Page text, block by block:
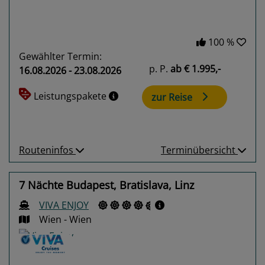
100 %
Gewählter Termin:
16.08.2026 - 23.08.2026
Leistungspakete
p. P. ab€ 1.995,-
zur Reise
Routeninfos Terminübersicht
7 Nächte Budapest, Bratislava, Linz
VIVA ENJOY
Wien - Wien